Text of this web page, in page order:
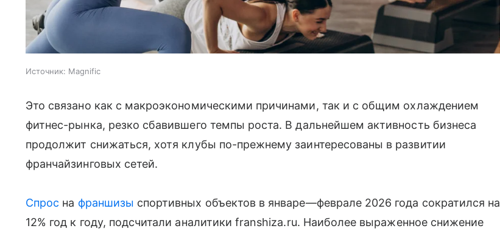
Источник: Magnific
Это связано как с макроэкономическими причинами, так и с общим охлаждением
фитнес-рынка, резко сбавившего темпы роста. В дальнейшем активность бизнеса
продолжит снижаться, хотя клубы по-прежнему заинтересованы в развитии
франчайзинговых сетей.
Спрос на франшизы спортивных объектов в январе—феврале 2026 года сократился на
12% год к году, подсчитали аналитики franshiza.ru. Наиболее выраженное снижение